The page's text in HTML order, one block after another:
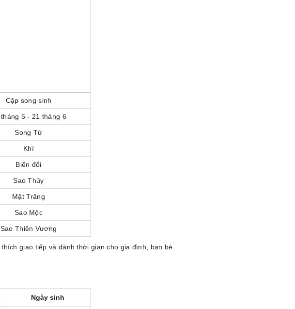
Cặp song sinh
5 - 21 tháng 6
Song Tử
Khí
Biến đổi
Sao Thủy
Mặt Trăng
Sao Mộc
Sao Thiên Vương
giao tiếp và dành thời gian cho gia đình, bạn bè.
Ngày sinh